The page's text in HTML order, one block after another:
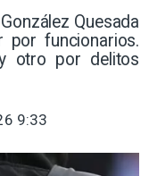
Quesada
por funcionarios.
otro por delitos
9:33